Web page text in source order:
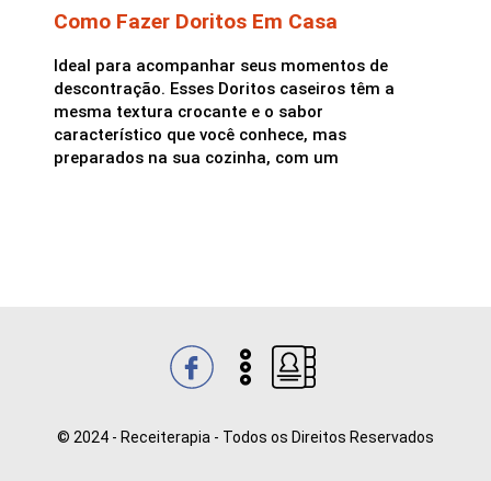
Como Fazer Doritos Em Casa
Ideal para acompanhar seus momentos de
descontração. Esses Doritos caseiros têm a
mesma textura crocante e o sabor
característico que você conhece, mas
preparados na sua cozinha, com um
© 2024 - Receiterapia - Todos os Direitos Reservados